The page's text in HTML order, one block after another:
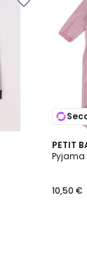
PETIT
Pyjama
10,50 €